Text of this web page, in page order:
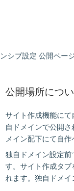
シブ設定 公開ペー
公開場所につ
サイト作成機能に
自ドメインで公開
メイン配下にて自作
独自ドメイン設定前
す。サイト作成タブ
れます。独自ドメイ